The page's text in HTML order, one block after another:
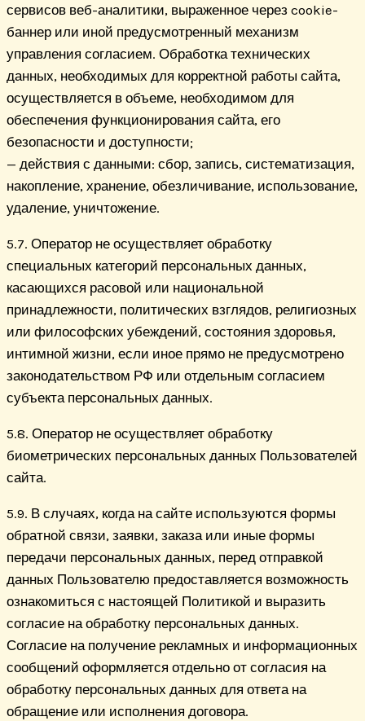
сервисов веб-аналитики, выраженное через cookie-
баннер или иной предусмотренный механизм
управления согласием. Обработка технических
данных, необходимых для корректной работы сайта,
осуществляется в объеме, необходимом для
обеспечения функционирования сайта, его
безопасности и доступности;
— действия с данными: сбор, запись, систематизация,
накопление, хранение, обезличивание, использование,
удаление, уничтожение.
5.7. Оператор не осуществляет обработку
специальных категорий персональных данных,
касающихся расовой или национальной
принадлежности, политических взглядов, религиозных
или философских убеждений, состояния здоровья,
интимной жизни, если иное прямо не предусмотрено
законодательством РФ или отдельным согласием
субъекта персональных данных.
5.8. Оператор не осуществляет обработку
биометрических персональных данных Пользователей
сайта.
5.9. В случаях, когда на сайте используются формы
обратной связи, заявки, заказа или иные формы
передачи персональных данных, перед отправкой
данных Пользователю предоставляется возможность
ознакомиться с настоящей Политикой и выразить
согласие на обработку персональных данных.
Согласие на получение рекламных и информационных
сообщений оформляется отдельно от согласия на
обработку персональных данных для ответа на
обращение или исполнения договора.